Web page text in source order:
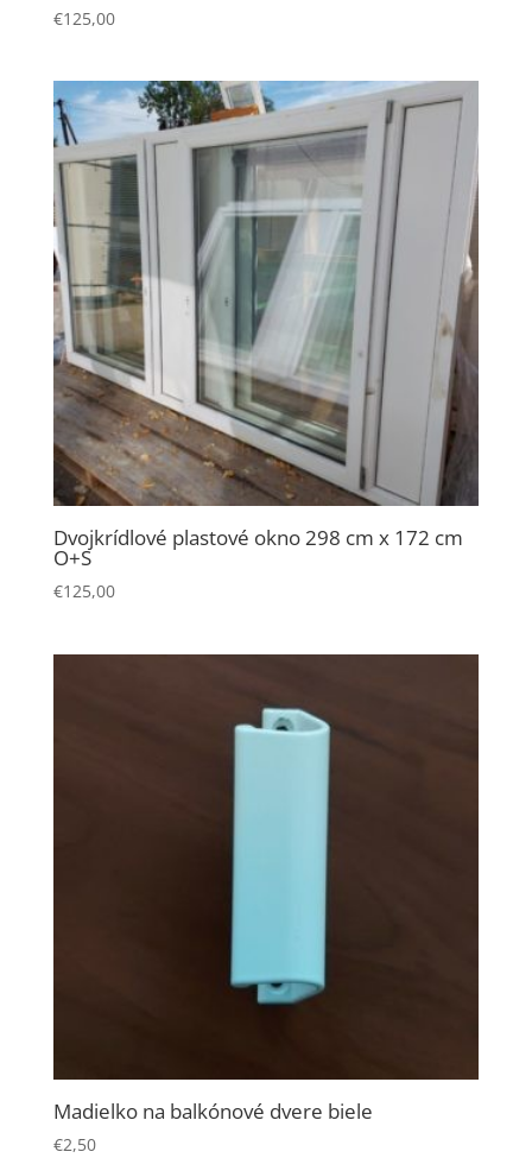
€125,00
Dvojkrídlové plastové okno 298 cm x 172 cm
O+S
€125,00
Madielko na balkónové dvere biele
€2,50